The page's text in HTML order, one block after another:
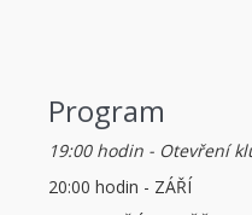
Program
19:00 hodin - Otevření
20:00 hodin - ZÁŘÍ